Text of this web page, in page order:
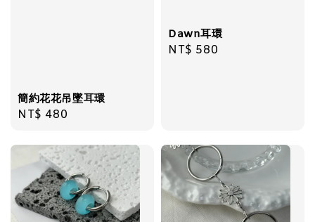
NT$ 69
NT$ 98
-
加入購物車
簡約花花吊墜耳環
Regular
NT$ 480
Dawn耳環
Regular
NT$ 580